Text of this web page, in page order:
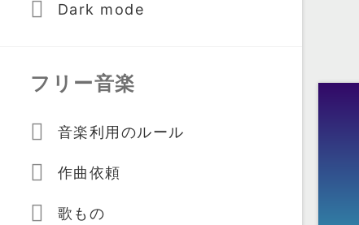
Dark mode
フリー音楽
音楽利用のルール
作曲依頼
歌もの